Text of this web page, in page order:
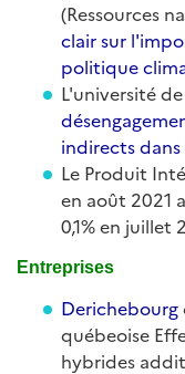
(Ressources
clair sur
politique
L'université
indirects dans
Le Produit
en août 2021
0,1% en juillet
Entreprises
Derichebourg
québeoise
hybrides